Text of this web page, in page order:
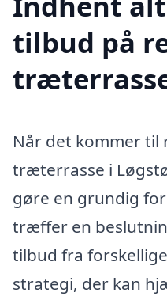
tilbud på
Når det kommer til
træterrasse i
gøre en grundig
træffer en
tilbud fra
strategi, der kan